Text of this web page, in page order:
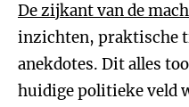
De zijkant van de
inzichten, praktische
anekdotes. Dit alles
huidige politieke veld